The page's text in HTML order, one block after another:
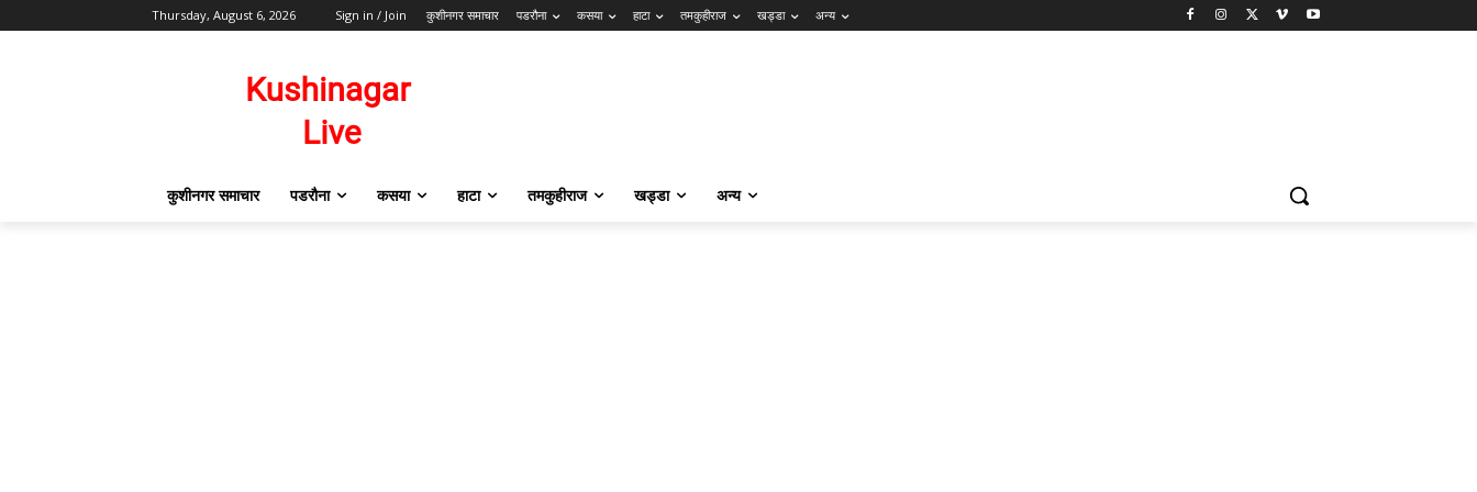
Thursday, August 6, 2026 Sign in / Join कुशीनगर समाचार पडरौना कसया हाटा तमकुहीराज खड्डा अन्य
कुशीनगर समाचार पडरौना कसया हाटा तमकुहीराज खड्डा अन्य